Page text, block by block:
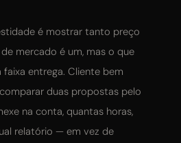
é mostrar tanto preço
mercado é um, mas o que
entrega. Cliente bem
duas propostas pelo
na conta, quantas horas,
relatório — em vez de